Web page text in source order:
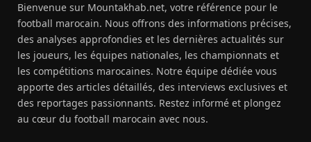
Bienvenue sur Mountakhab.net, votre référence pour le
football marocain. Nous offrons des informations précises,
des analyses approfondies et les dernières actualités sur
les joueurs, les équipes nationales, les championnats et
les compétitions marocaines. Notre équipe dédiée vous
apporte des articles détaillés, des interviews exclusives et
des reportages passionnants. Restez informé et plongez
au cœur du football marocain avec nous.